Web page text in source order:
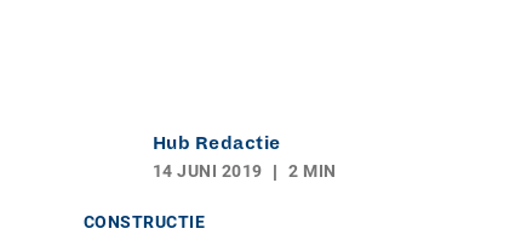
Hub Redactie
14 JUNI 2019
2 MIN
CONSTRUCTIE